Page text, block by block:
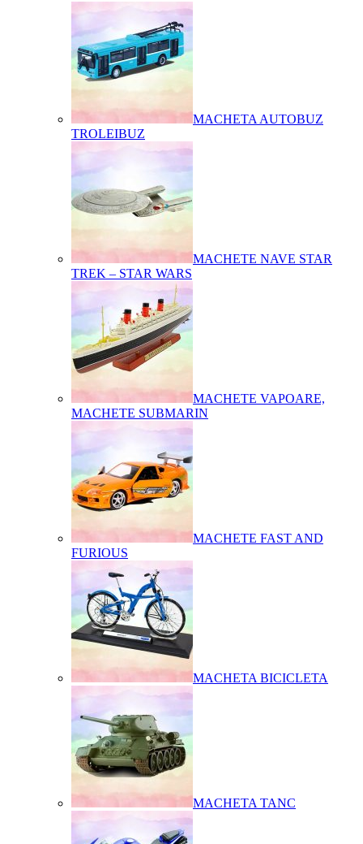
MACHETA AUTOBUZ
TROLEIBUZ
MACHETE NAVE STAR
TREK – STAR WARS
MACHETE VAPOARE,
MACHETE SUBMARIN
MACHETE FAST AND
FURIOUS
MACHETA BICICLETA
MACHETA TANC